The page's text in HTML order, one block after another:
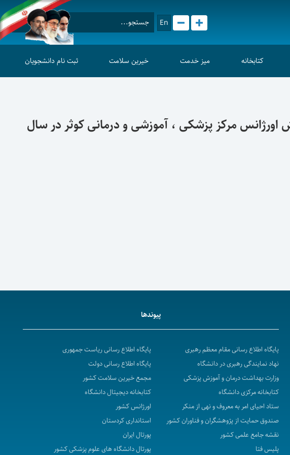
En
کتابخانه میز خدمت خیرین سلامت ثبت نام دانشجویان
مرکز پزشکی ، آموزشی و درمانی کوثر در سال
پیوندها
پایگاه اطلاع رسانی مقام معظم رهبری
پایگاه اطلاع رسانی ریاست جمهوری
نهاد نمایندگی رهبری در دانشگاه
پایگاه اطلاع رسانی دولت
وزارت بهداشت درمان و آموزش پزشکی
مجمع خیرین سلامت کشور
کتابخانه مرکزی دانشگاه
کتابخانه دیجیتال دانشگاه
ستاد احیای امر به معروف و نهی از منکر
اورژانس کشور
صندوق حمایت از پژوهشگران و فناوران کشور
استانداری کردستان
نقشه جامع علمی کشور
پورتال ایران
پلیس فتا
پورتال دانشگاه های علوم پزشکی کشور